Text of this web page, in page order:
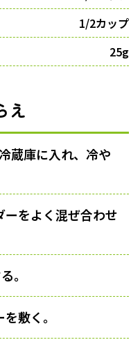
1/2カップ
25g
え
蔵庫に入れ、冷や
をよく混ぜ合わせ
。
敷く。